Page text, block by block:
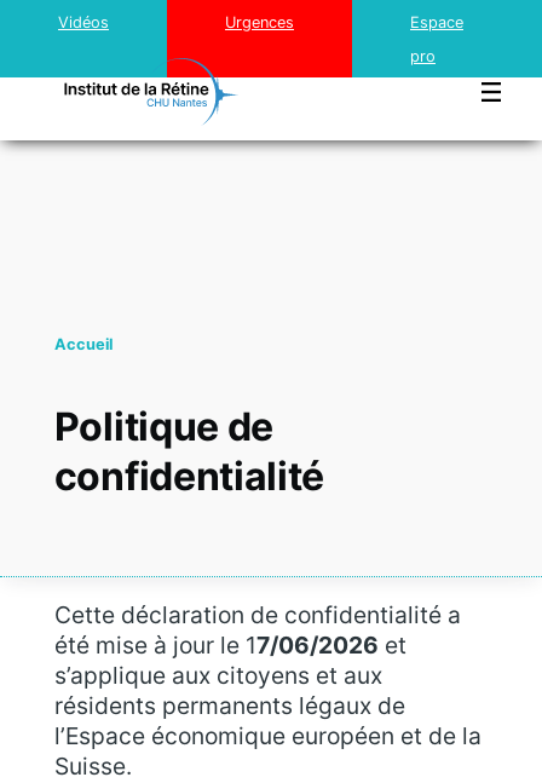
Aller au contenu principal
Traitements innovants
Parcours de soins
Actualités
Vidéos Urgences
Espace
pro
Accueil
Politique de
confidentialité
Cette déclaration de confidentialité a
été mise à jour le 17/06/2026 et
s’applique aux citoyens et aux
résidents permanents légaux de
l’Espace économique européen et de la
Suisse.